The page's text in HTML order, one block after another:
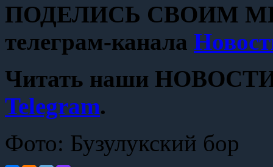
ПОДЕЛИСЬ СВОИМ
телеграм-канала
Читать наши НОВОСТИ
Telegram.
Фото: Бузулукский бор